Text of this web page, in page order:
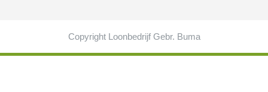
Copyright Loonbedrijf Gebr. Buma